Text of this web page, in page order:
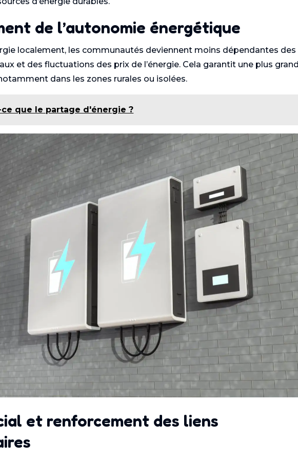
de l’autonomie énergétique
localement, les communautés deviennent moins dépendantes des
et des fluctuations des prix de l’énergie. Cela garantit une plus
dans les zones rurales ou isolées.
que le partage d'énergie ?
et renforcement des liens